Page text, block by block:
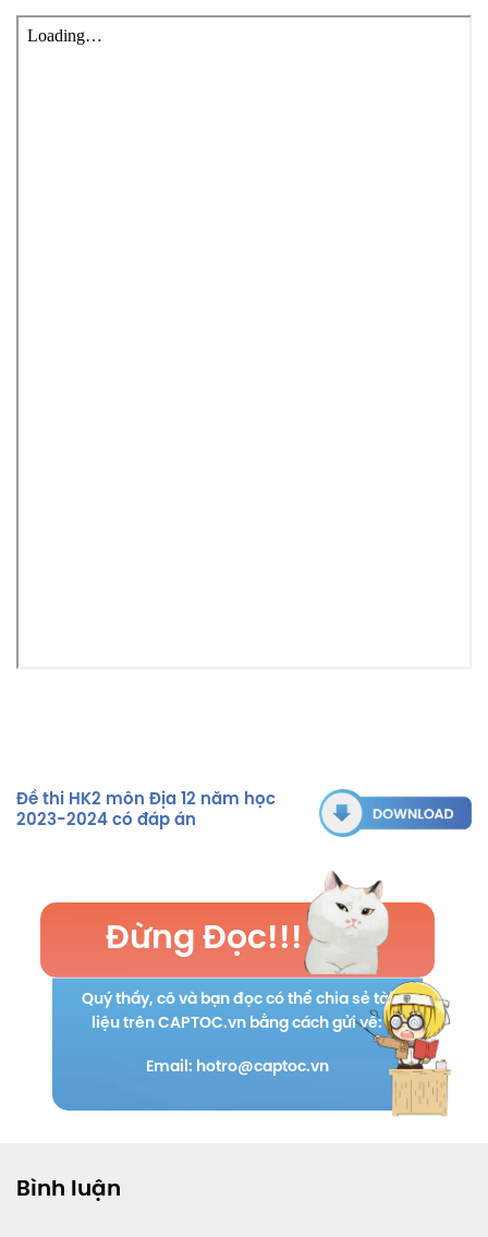
Đề thi HK2 môn Địa 12 năm học
2023-2024 có đáp án
Đừng Đọc!!!
Quý thầy, cô và bạn đọc có thể chia sẻ tài
liệu trên CAPTOC.vn bằng cách gửi về:
Email: hotro@captoc.vn
Bình luận